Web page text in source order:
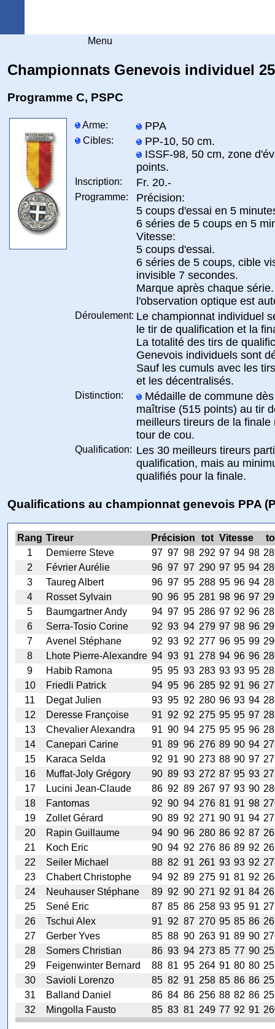
Menu
Championnats Genevois individuel
Programme C, PSPC
Arme: PPA
Cibles:
PP-10, 50 cm.
ISSF-98, 50 cm, zone
points.
Inscription: Fr. 20.-
Programme:
Précision:
5 coups d'essai en 5
6 séries de 5 coups en 5
Vitesse:
5 coups d'essai.
6 séries de 5 coups, cible
invisible 7 secondes.
Marque après chaque
l'observation optique est
Déroulement: Le championnat individuel
le tir de qualification et la
La totalité des tirs de
Genevois individuels sont
Sauf les cumuls avec les
et les décentralisés.
Distinction:
Médaille de commune
maîtrise (515 points) au tir
meilleurs tireurs de la
tour de cou.
Qualification: Les 30 meilleurs tireurs
qualification, mais au
qualifiés pour la finale.
Qualifications au championnat genevois PPA
Rang Tireur Précision tot Vitesse
1
Demierre Steve 97 97 98 292 97 94 98
2
Février Aurélie 96 97 97 290 97 95 94
3
Taureg Albert 96 97 95 288 95 96 94
4
Rosset Sylvain 90 96 95 281 98 96 97
5
Baumgartner Andy 94 97 95 286 97 92 96
6
Serra-Tosio Corine 92 93 94 279 97 98 96
7
Avenel Stéphane 92 93 92 277 96 95 99
8
Lhote Pierre-Alexandre 94 93 91 278 94 96 96
9
Habib Ramona 95 95 93 283 93 93 95
10
Friedli Patrick 94 95 96 285 92 91 96
11
Degat Julien 93 95 92 280 96 93 94
12
Deresse Françoise 91 92 92 275 95 95 97
13
Chevalier Alexandra 91 90 94 275 95 95 96
14
Canepari Carine 91 89 96 276 89 90 94
15
Karaca Selda 92 91 90 273 88 90 97
16
Muffat-Joly Grégory 90 89 93 272 87 95 93
17
Lucini Jean-Claude 86 92 89 267 97 93 90
18
Fantomas 92 90 94 276 81 91 98
19
Zollet Gérard 90 89 92 271 90 91 94
20
Rapin Guillaume 94 90 96 280 86 92 87
21
Koch Eric 90 94 92 276 86 89 92
22
Seiler Michael 88 82 91 261 93 93 92
23
Chabert Christophe 94 92 89 275 91 81 92
24
Neuhauser Stéphane 89 92 90 271 92 91 84
25
Sené Eric 87 85 86 258 93 95 91
26
Tschui Alex 91 92 87 270 95 85 86
27
Gerber Yves 85 88 90 263 91 89 90
28
Somers Christian 86 93 94 273 85 77 90
29
Feigenwinter Bernard 88 81 95 264 91 80 80
30
Savioli Lorenzo 85 82 91 258 85 86 86
31
Balland Daniel 86 84 86 256 88 82 86
32
Mingolla Fausto 85 83 81 249 77 92 91